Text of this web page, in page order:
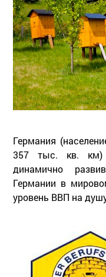
Германия
357 тыс. кв. км)
динамично
Германии в
уровень ВВП на